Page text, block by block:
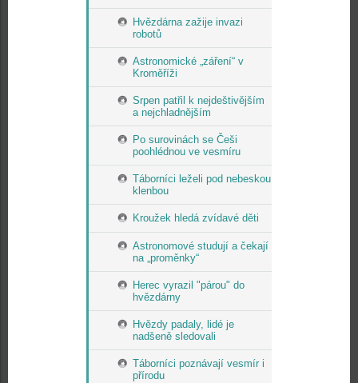
Hvězdárna zažije invazi
robotů
Astronomické „záření“ v
Kroměříži
Srpen patřil k nejdeštivějším
a nejchladnějším
Po surovinách se Češi
poohlédnou ve vesmíru
Táborníci leželi pod nebeskou
klenbou
Kroužek hledá zvídavé děti
Astronomové studují a čekají
na „proměnky“
Herec vyrazil "párou" do
hvězdárny
Hvězdy padaly, lidé je
nadšeně sledovali
Táborníci poznávají vesmír i
přírodu